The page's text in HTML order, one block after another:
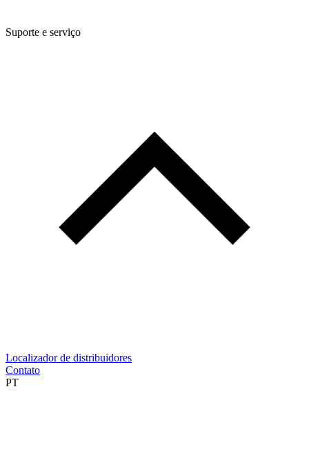
Suporte e serviço
Localizador de distribuidores
Contato
PT